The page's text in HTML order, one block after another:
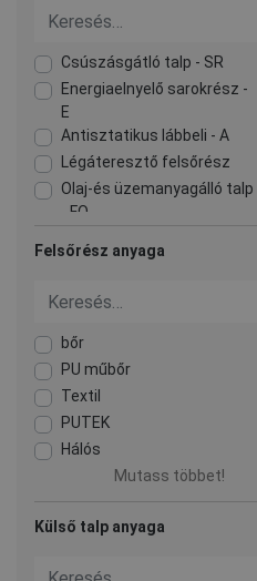
Csúszásgátló talp - SR
Energiaelnyelő sarokrész -
E
Antisztatikus lábbeli - A
Légáteresztő felsőrész
Olaj-és üzemanyagálló talp
- FO
Felsőrész anyaga
bőr
PU műbőr
Textil
PUTEK
Hálós
Mutass többet!
Külső talp anyaga